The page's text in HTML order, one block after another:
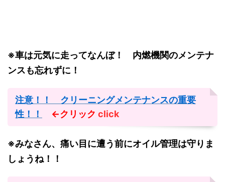
※車は元気に走ってなんぼ！ 内燃機関のメンテナ
ンスも忘れずに！
注意！！ クリーニングメンテナンスの重要
性！！
←クリック click
※みなさん、痛い目に遭う前にオイル管理は守りま
しょうね！！